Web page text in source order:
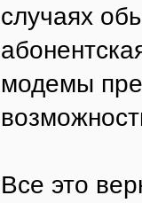
случаях
модемы
Все это